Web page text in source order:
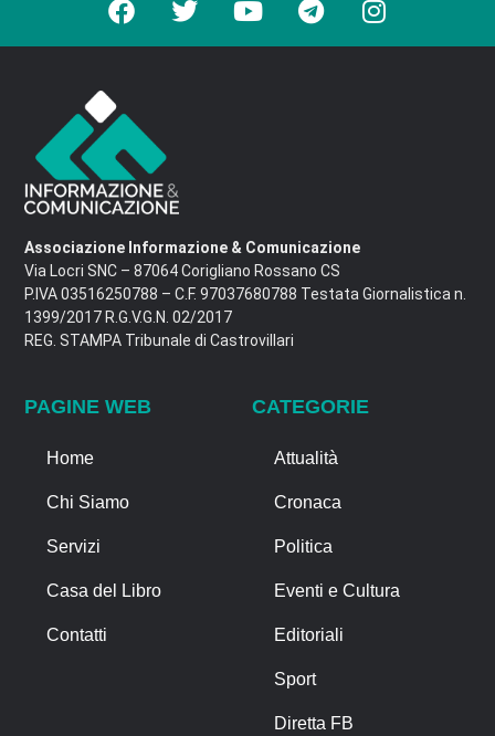
Associazione Informazione & Comunicazione
Via Locri SNC – 87064 Corigliano Rossano CS
P.IVA 03516250788 – C.F. 97037680788 Testata Giornalistica n.
1399/2017 R.G.V.G.N. 02/2017
REG. STAMPA Tribunale di Castrovillari
PAGINE WEB
Home
Chi Siamo
Servizi
Casa del Libro
Contatti
CATEGORIE
Attualità
Cronaca
Politica
Eventi e Cultura
Editoriali
Sport
Diretta FB